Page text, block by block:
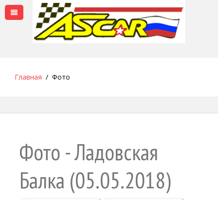
Главная Фото
Фото - Ладовская
Балка (05.05.2018)